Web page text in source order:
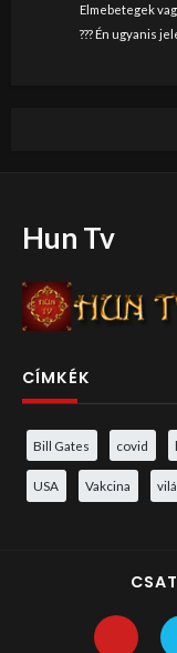
Elmebetegek
??? Én ugyanis
Hun Tv
CÍMKÉK
Bill Gates covid
USA Vakcina